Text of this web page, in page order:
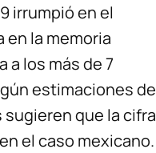
irrumpió en el
en la memoria
a los más de 7
estimaciones de
sugieren que la cifra
el caso mexicano.